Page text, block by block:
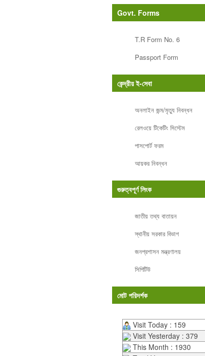
Govt. Forms
T.R Form No. 6
Passport Form
কেন্দ্রীয় ই-সেবা
অনলাইন জন্ম/মৃত্যু নিবন্ধন
রেলওয়ে টিকেটিং সিস্টেম
পাসপোর্ট ফরম
আয়কর নিবন্ধন
গুরুত্বপূর্ণ লিংক
জাতীয় তথ্য বাতায়ন
স্থানীয় সরকার বিভাগ
জনপ্রশাসন মন্ত্রণালয়
সিপিটিউ
মোট পরিদর্শক
Visit Today : 159
Visit Yesterday : 379
This Month : 1930